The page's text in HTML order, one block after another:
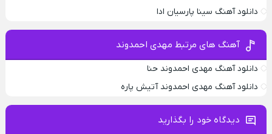
دانلود آهنگ سینا پارسیان ادا
آهنگ های مرتبط مهدی احمدوند
دانلود آهنگ مهدی احمدوند حنا
دانلود آهنگ مهدی احمدوند آتیش پاره
دیدگاه خود را بگذارید